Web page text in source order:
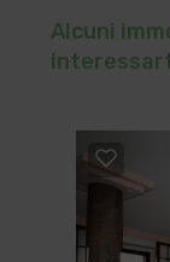
Alcuni